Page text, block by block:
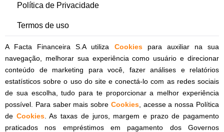
Política de Privacidade
Termos de uso
A Facta Financeira S.A utiliza Cookies
para auxiliar na sua
navegação, melhorar sua experiência como usuário e direcionar
conteúdo de marketing para você, fazer análises e relatórios
estatísticos sobre o uso do site e conectá-lo com as redes sociais
de sua escolha, tudo para te proporcionar a melhor experiência
possível. Para saber mais sobre Cookies, acesse a nossa Política
de Cookies. As taxas de juros, margem e prazo de pagamento
praticados nos empréstimos em pagamento dos Governos